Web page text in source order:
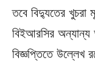
তবে বিদ্যুতের খুচরা
বিইআরসির অন্যান্য
বিজ্ঞপ্তিতে উল্লেখ